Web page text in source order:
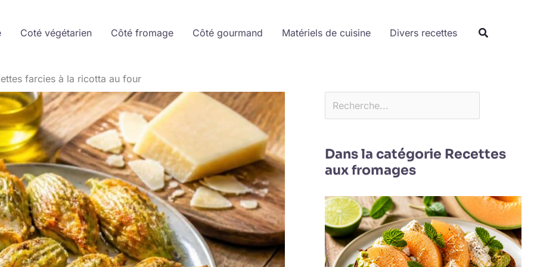
Coté végétarien Côté fromage Côté gourmand Matériels de cuisine Divers recettes
farcies à la ricotta au four
Dans la catégorie Recettes
aux fromages